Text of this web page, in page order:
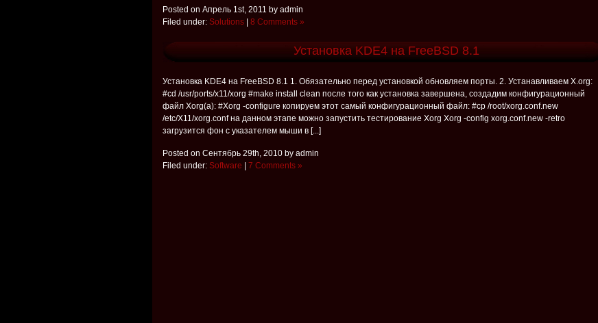
Posted on Апрель 1st, 2011 by admin
Filed under: Solutions 8 Comments »
Установка KDE4 на FreeBSD 8.1
Установка KDE4 на FreeBSD 8.1 1. Обязательно перед установкой обновляем порты. 2. Устанавливаем X.org:
#cd /usr/ports/x11/xorg #make install clean после того как установка завершена, создадим конфигурационный
файл Xorg(а): #Xorg -configure копируем этот самый конфигурационный файл: #cp /root/xorg.conf.new
/etc/X11/xorg.conf на данном этапе можно запустить тестирование Xorg Xorg -config xorg.conf.new -retro
загрузится фон с указателем мыши в [...]
Posted on Сентябрь 29th, 2010 by admin
Filed under: Software 7 Comments »